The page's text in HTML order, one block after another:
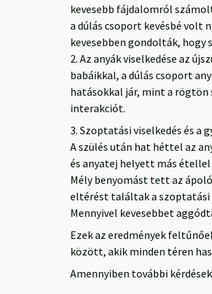
kevesebb fájdalomról
a dúlás csoport kevésbé volt
kevesebben gondolták,
2. Az anyák viselkedése az
babáikkal, a dúlás csoport
hatásokkal jár, mint a
interakciót.
3. Szoptatási viselkedés és a
A szülés után hat héttel az
és anyatej helyett más
Mély benyomást tett az
eltérést találtak a szoptatási
Mennyivel kevesebbet
Ezek az eredmények
között, akik minden téren
Amennyiben további